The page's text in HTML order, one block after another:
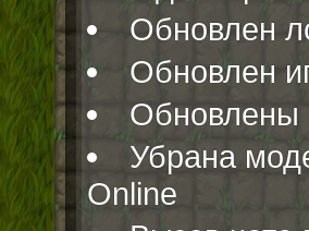
Обновлен
Обновлен
Обновлены
Убрана
Online